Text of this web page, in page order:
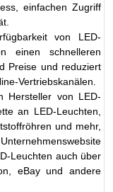
einfachen Zugriff
von LED-
einen schnelleren
Preise und reduziert
Vertriebskanälen.
Hersteller von LED-
an LED-Leuchten,
und mehr,
Leuchten auch über
eBay und andere